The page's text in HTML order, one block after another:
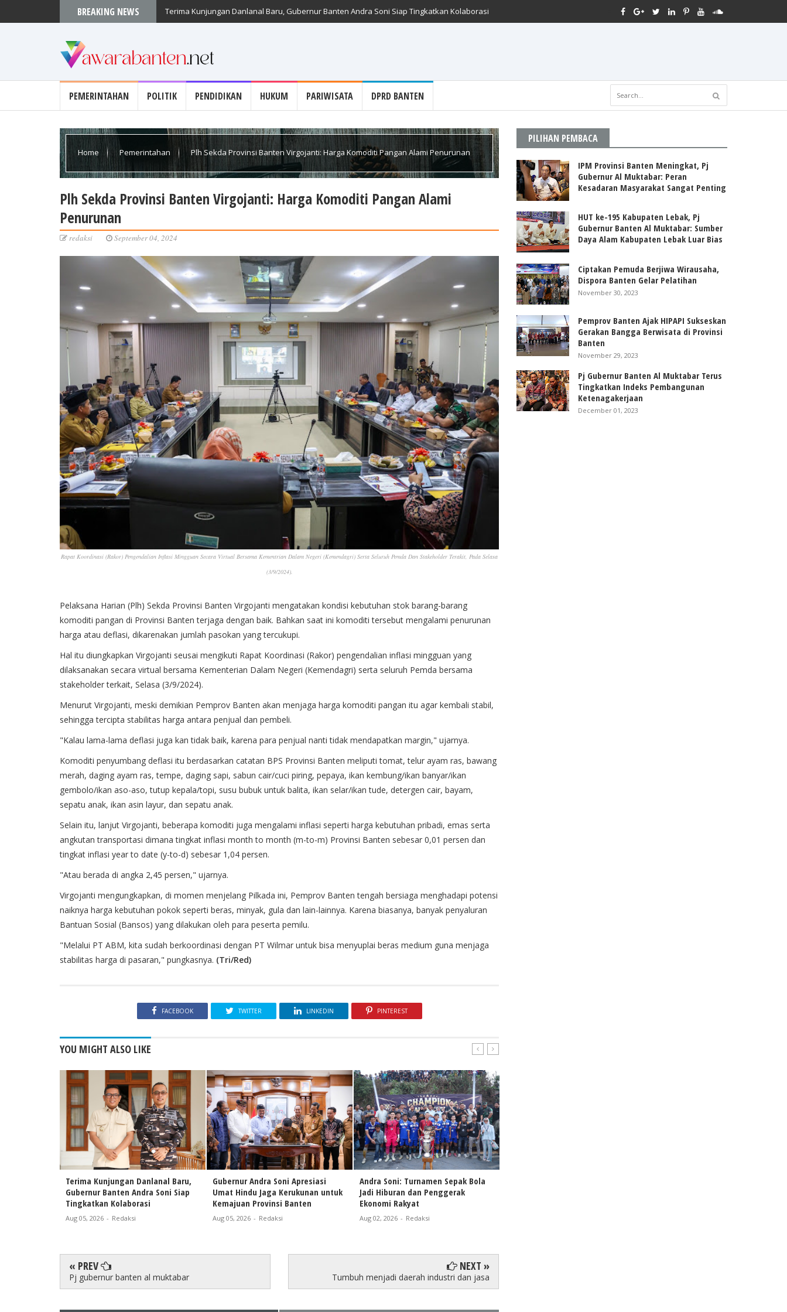
BREAKING NEWS Terima Kunjungan Danlanal Baru, Gubernur Banten Andra Soni Siap Tingkatkan Kolaborasi
PEMERINTAHAN POLITIK PENDIDIKAN HUKUM PARIWISATA DPRD BANTEN
Home Pemerintahan Plh Sekda Provinsi Banten Virgojanti: Harga Komoditi Pangan Alami Penurunan
Plh Sekda Provinsi Banten Virgojanti: Harga Komoditi Pangan Alami
Penurunan
redaksi September 04, 2024
Rapat Koordinasi (Rakor) Pengendalian Inflasi Mingguan Secara Virtual Bersama Kementrian Dalam Negeri (Kemendagri) Serta Seluruh Pemda Dan Stakeholder Terakit, Pada Selasa
(3/9/2024).
Pelaksana Harian (Plh) Sekda Provinsi Banten Virgojanti mengatakan kondisi kebutuhan stok barang-barang
komoditi pangan di Provinsi Banten terjaga dengan baik. Bahkan saat ini komoditi tersebut mengalami penurunan
harga atau deflasi, dikarenakan jumlah pasokan yang tercukupi.
Hal itu diungkapkan Virgojanti seusai mengikuti Rapat Koordinasi (Rakor) pengendalian inflasi mingguan yang
dilaksanakan secara virtual bersama Kementerian Dalam Negeri (Kemendagri) serta seluruh Pemda bersama
stakeholder terkait, Selasa (3/9/2024).
Menurut Virgojanti, meski demikian Pemprov Banten akan menjaga harga komoditi pangan itu agar kembali stabil,
sehingga tercipta stabilitas harga antara penjual dan pembeli.
"Kalau lama-lama deflasi juga kan tidak baik, karena para penjual nanti tidak mendapatkan margin," ujarnya.
Komoditi penyumbang deflasi itu berdasarkan catatan BPS Provinsi Banten meliputi tomat, telur ayam ras, bawang
merah, daging ayam ras, tempe, daging sapi, sabun cair/cuci piring, pepaya, ikan kembung/ikan banyar/ikan
gembolo/ikan aso-aso, tutup kepala/topi, susu bubuk untuk balita, ikan selar/ikan tude, detergen cair, bayam,
sepatu anak, ikan asin layur, dan sepatu anak.
Selain itu, lanjut Virgojanti, beberapa komoditi juga mengalami inflasi seperti harga kebutuhan pribadi, emas serta
angkutan transportasi dimana tingkat inflasi month to month (m-to-m) Provinsi Banten sebesar 0,01 persen dan
tingkat inflasi year to date (y-to-d) sebesar 1,04 persen.
"Atau berada di angka 2,45 persen," ujarnya.
Virgojanti mengungkapkan, di momen menjelang Pilkada ini, Pemprov Banten tengah bersiaga menghadapi potensi
naiknya harga kebutuhan pokok seperti beras, minyak, gula dan lain-lainnya. Karena biasanya, banyak penyaluran
Bantuan Sosial (Bansos) yang dilakukan oleh para peserta pemilu.
"Melalui PT ABM, kita sudah berkoordinasi dengan PT Wilmar untuk bisa menyuplai beras medium guna menjaga
stabilitas harga di pasaran," pungkasnya. (Tri/Red)
FACEBOOK TWITTER LINKEDIN PINTEREST
YOU MIGHT ALSO LIKE
Terima Kunjungan Danlanal Baru,
Gubernur Banten Andra Soni Siap
Tingkatkan Kolaborasi
Aug 05, 2026 - Redaksi
Gubernur Andra Soni Apresiasi
Umat Hindu Jaga Kerukunan untuk
Kemajuan Provinsi Banten
Aug 05, 2026 - Redaksi
Andra Soni: Turnamen Sepak Bola
Jadi Hiburan dan Penggerak
Ekonomi Rakyat
Aug 02, 2026 - Redaksi
« PREV
Pj gubernur banten al muktabar
NEXT »
Tumbuh menjadi daerah industri dan jasa
PILIHAN PEMBACA
IPM Provinsi Banten Meningkat, Pj
Gubernur Al Muktabar: Peran
Kesadaran Masyarakat Sangat Penting
HUT ke-195 Kabupaten Lebak, Pj
Gubernur Banten Al Muktabar: Sumber
Daya Alam Kabupaten Lebak Luar Bias
Ciptakan Pemuda Berjiwa Wirausaha,
Dispora Banten Gelar Pelatihan
November 30, 2023
Pemprov Banten Ajak HIPAPI Sukseskan
Gerakan Bangga Berwisata di Provinsi
Banten
November 29, 2023
Pj Gubernur Banten Al Muktabar Terus
Tingkatkan Indeks Pembangunan
Ketenagakerjaan
December 01, 2023